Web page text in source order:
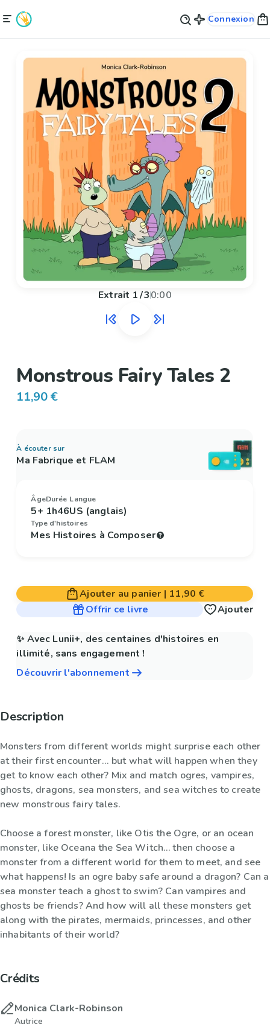
Connexion
Extrait 1/30:00
Monstrous Fairy Tales 2
11,90 €
À écouter sur
Ma Fabrique et FLAM
Âge
5+
Durée
1h46
Langue
US (anglais)
Type d'histoires
Mes Histoires à Composer
Ajouter au panier | 11,90 €
Offrir ce livre
Ajouter
✨ Avec Lunii+, des centaines d'histoires en
illimité, sans engagement !
Découvrir l'abonnement
Description
Monsters from different worlds might surprise each other
at their first encounter... but what will happen when they
get to know each other? Mix and match ogres, vampires,
ghosts, dragons, sea monsters, and sea witches to create
new monstrous fairy tales.
Choose a forest monster, like Otis the Ogre, or an ocean
monster, like Oceana the Sea Witch… then choose a
monster from a different world for them to meet, and see
what happens! Is an ogre baby safe around a dragon? Can a
sea monster teach a ghost to swim? Can vampires and
ghosts be friends? And how will all these monsters get
along with the pirates, mermaids, princesses, and other
inhabitants of their world?
Crédits
Monica Clark-Robinson
Autrice